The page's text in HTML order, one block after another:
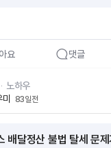
' 모르면 오토바이 뺏깁니다 (
요 댓글
노하우
미 83일전
배달정산 불법 탈세 문